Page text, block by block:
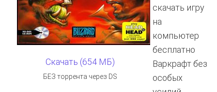
Скачать (654 МБ)
БЕЗ торрента через DS
скачать игру
на
компьютер
бесплатно
Варкрафт без
особых